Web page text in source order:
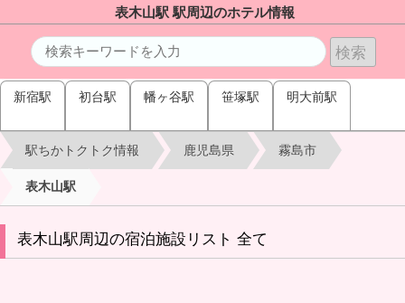
表木山駅 駅周辺のホテル情報
新宿駅 初台駅 幡ヶ谷駅 笹塚駅 明大前駅
駅ちかトクトク情報 鹿児島県 霧島市
表木山駅
表木山駅周辺の宿泊施設リスト 全て